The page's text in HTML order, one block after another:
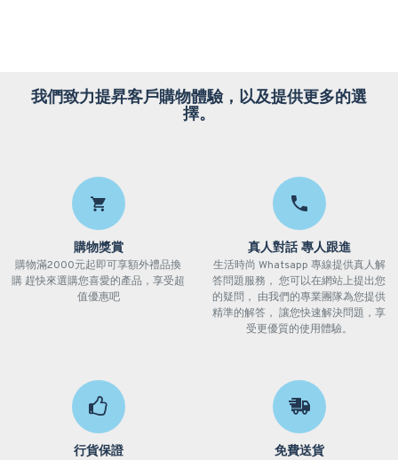
我們致力提昇客戶購物體驗，以及提供更多的選
擇。
購物獎賞
購物滿2000元起即可享額外禮品換
購 趕快來選購您喜愛的產品，享受超
值優惠吧
真人對話 專人跟進
生活時尚 Whatsapp 專線提供真人解
答問題服務， 您可以在網站上提出您
的疑問， 由我們的專業團隊為您提供
精準的解答， 讓您快速解決問題，享
受更優質的使用體驗。
行貨保證 免費送貨